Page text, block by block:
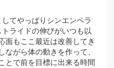
てやっぱりシンエンペラ
ライドの伸びがいつも以
面もここ最近は改善してき
がら体の動きを作って、
とで前を目標に出来る時間